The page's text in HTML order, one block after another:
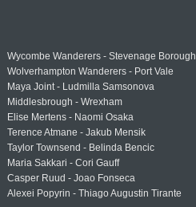
Wycombe Wanderers - Stevenage Borough
Wolverhampton Wanderers - Port Vale
Maya Joint - Ludmilla Samsonova
Middlesbrough - Wrexham
Elise Mertens - Naomi Osaka
Terence Atmane - Jakub Mensik
Taylor Townsend - Belinda Bencic
Maria Sakkari - Cori Gauff
Casper Ruud - Joao Fonseca
Alexei Popyrin - Thiago Augustin Tirante